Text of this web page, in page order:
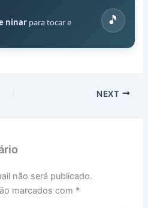
ninar para tocar e
🎵
NEXT
não será publicado.
marcados com *